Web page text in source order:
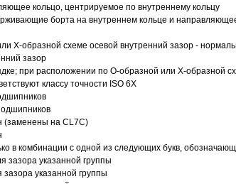
кольцо, центрируемое по внутреннему кольцу
борта на внутреннем кольце и
Х-образной схеме осевой внутренний зазор -
зазор
при расположении по О-образной или Х-образной
классу точности ISO 6X
(заменены на CL7C)
в комбинации с одной из следующих букв,
зазора указанной группы
указанной группы